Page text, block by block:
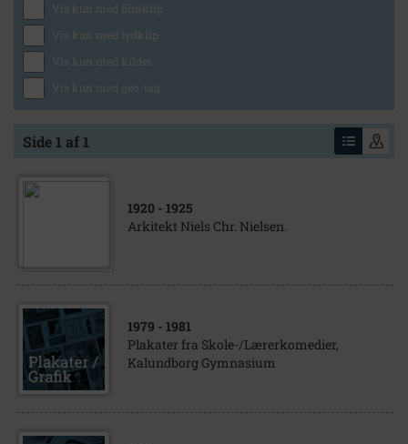
Vis kun med filmklip
Vis kun med lydklip
Vis kun med kilder
Vis kun med geo-tag
Side 1 af 1
1920 - 1925
Arkitekt Niels Chr. Nielsen.
1979 - 1981
Plakater fra Skole-/Lærerkomedier,
Kalundborg Gymnasium